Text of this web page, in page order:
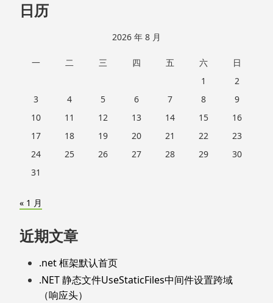
脚
日历
2026 年 8 月
一 二 三 四 五 六
日
1
2
3
4 5 6 7 8
9
10
11 12 13 14 15
16
17
18 19 20 21 22
23
24
25 26 27 28 29
30
31
« 1 月
近期文章
.net 框架默认首页
.NET 静态文件UseStaticFiles中间件设置跨域
（响应头）